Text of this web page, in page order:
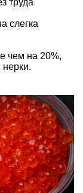
труда
слегка
чем на 20%,
нерки.